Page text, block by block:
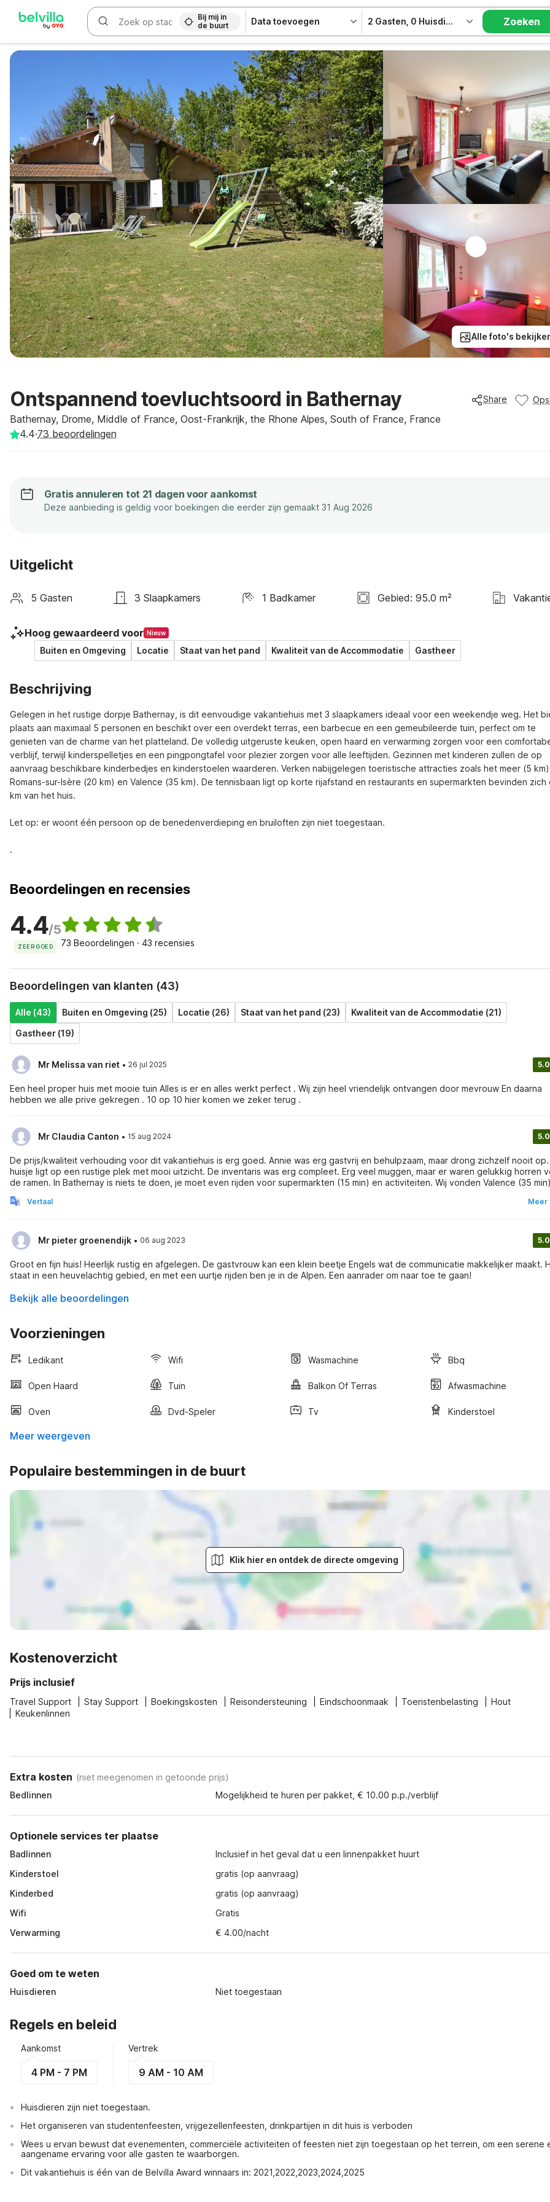
Bij mij in
de buurt
Data toevoegen 2 Gasten 0 Huisdieren Zoeken
Alle foto's
Ontspannend toevluchtsoord in Bathernay
Bathernay, Drome, Middle of France, Oost-Frankrijk, the Rhone Alpes, South of France, France
Share
4.4·73 beoordelingen
Gratis annuleren tot 21 dagen voor aankomst
Deze aanbieding is geldig voor boekingen die eerder zijn gemaakt 31 Aug 2026
Uitgelicht
5 Gasten 3 Slaapkamers 1 Badkamer Gebied: 95.0 m²
Hoog gewaardeerd voor Nieuw
Buiten en Omgeving Locatie Staat van het pand Kwaliteit van de Accommodatie Gastheer
Beschrijving
Gelegen in het rustige dorpje Bathernay, is dit eenvoudige vakantiehuis met 3 slaapkamers ideaal voor een weekendje weg. Het
plaats aan maximaal 5 personen en beschikt over een overdekt terras, een barbecue en een gemeubileerde tuin, perfect om te
genieten van de charme van het platteland. De volledig uitgeruste keuken, open haard en verwarming zorgen voor een
verblijf, terwijl kinderspelletjes en een pingpongtafel voor plezier zorgen voor alle leeftijden. Gezinnen met kinderen zullen de op
aanvraag beschikbare kinderbedjes en kinderstoelen waarderen. Verken nabijgelegen toeristische attracties zoals het meer (5
Romans-sur-Isère (20 km) en Valence (35 km). De tennisbaan ligt op korte rijafstand en restaurants en supermarkten bevinden zich
km van het huis.
Let op: er woont één persoon op de benedenverdieping en bruiloften zijn niet toegestaan.
.
Beoordelingen en recensies
4.4/5
ZEER GOED 73 Beoordelingen · 43 recensies
Beoordelingen van klanten (43)
Alle (43) Buiten en Omgeving (25) Locatie (26) Staat van het pand (23)
Kwaliteit van de Accommodatie (21)
Gastheer (19)
Mr Melissa van riet · 26 jul 2025 5.0
Een heel proper huis met mooie tuin Alles is er en alles werkt perfect . Wij zijn heel vriendelijk ontvangen door mevrouw En daarna
hebben we alle prive gekregen . 10 op 10 hier komen we zeker terug .
Mr Claudia Canton · 15 aug 2024 5.0
De prijs/kwaliteit verhouding voor dit vakantiehuis is erg goed. Annie was erg gastvrij en behulpzaam, maar drong zichzelf nooit
huisje ligt op een rustige plek met mooi uitzicht. De inventaris was erg compleet. Erg veel muggen, maar er waren gelukkig horren
de ramen. In Bathernay is niets te doen, je moet even rijden voor supermarkten (15 min) en activiteiten. Wij vonden Valence (35 min), de
Meer
Vertaal
Mr pieter groenendijk · 06 aug 2023 5.0
Groot en fijn huis! Heerlijk rustig en afgelegen. De gastvrouw kan een klein beetje Engels wat de communicatie makkelijker maakt.
staat in een heuvelachtig gebied, en met een uurtje rijden ben je in de Alpen. Een aanrader om naar toe te gaan!
Bekijk alle beoordelingen
Voorzieningen
Ledikant Wifi Wasmachine Bbq
Open Haard Tuin Balkon Of Terras Afwasmachine
Oven Dvd-Speler Tv Kinderstoel
Meer weergeven
Populaire bestemmingen in de buurt
Klik hier en ontdek de directe omgeving
Kostenoverzicht
Prijs inclusief
Travel Support Stay Support Boekingskosten Reisondersteuning Eindschoonmaak Toeristenbelasting
Hout
Keukenlinnen
Extra kosten (niet meegenomen in getoonde prijs)
Bedlinnen
Mogelijkheid te huren per pakket, € 10.00 p.p./verblijf
Optionele services ter plaatse
Badlinnen
Inclusief in het geval dat u een linnenpakket huurt
Kinderstoel
gratis (op aanvraag)
Kinderbed
gratis (op aanvraag)
Wifi
Gratis
Verwarming
€ 4.00/nacht
Goed om te weten
Huisdieren Niet toegestaan
Regels en beleid
Aankomst
4 PM - 7 PM
Vertrek
9 AM - 10 AM
Huisdieren zijn niet toegestaan.
Het organiseren van studentenfeesten, vrijgezellenfeesten, drinkpartijen in dit huis is verboden
Wees u ervan bewust dat evenementen, commerciële activiteiten of feesten niet zijn toegestaan op het terrein, om een serene
aangename ervaring voor alle gasten te waarborgen.
Dit vakantiehuis is één van de Belvilla Award winnaars in: 2021,2022,2023,2024,2025